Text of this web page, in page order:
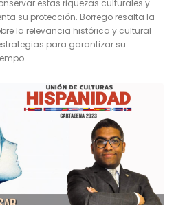
estas riquezas culturales y
su protección. Borrego resalta la
la relevancia histórica y cultural
para garantizar su